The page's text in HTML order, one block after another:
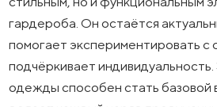
гардероба. Он остаётся
помогает экспериментировать с
подчёркивает
одежды способен стать базовой